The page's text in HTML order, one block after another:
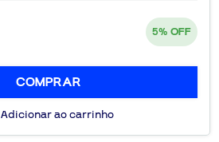
5% OFF
COMPRAR
Adicionar ao carrinho